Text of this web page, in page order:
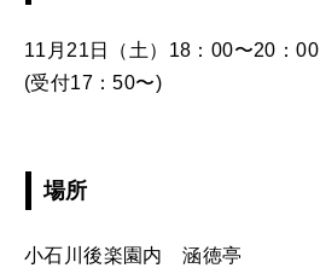
11月21日（土）18：00〜20：00
(受付17：50〜)
場所
小石川後楽園内 涵徳亭